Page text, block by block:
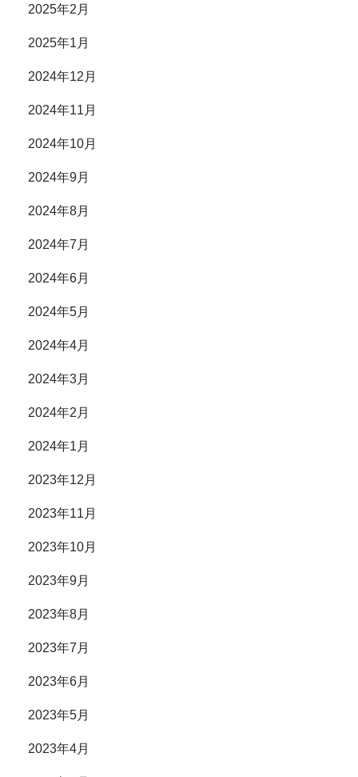
2025年2月
2025年1月
2024年12月
2024年11月
2024年10月
2024年9月
2024年8月
2024年7月
2024年6月
2024年5月
2024年4月
2024年3月
2024年2月
2024年1月
2023年12月
2023年11月
2023年10月
2023年9月
2023年8月
2023年7月
2023年6月
2023年5月
2023年4月